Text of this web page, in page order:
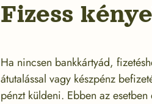
Fizess
Ha nincsen bankkártyád,
átutalással vagy készpénz
pénzt küldeni. Ebben az